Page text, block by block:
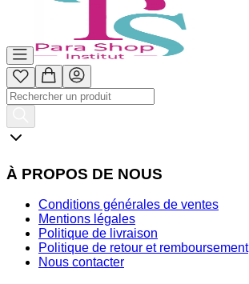
À PROPOS DE NOUS
Conditions générales de ventes
Mentions légales
Politique de livraison
Politique de retour et remboursement
Nous contacter